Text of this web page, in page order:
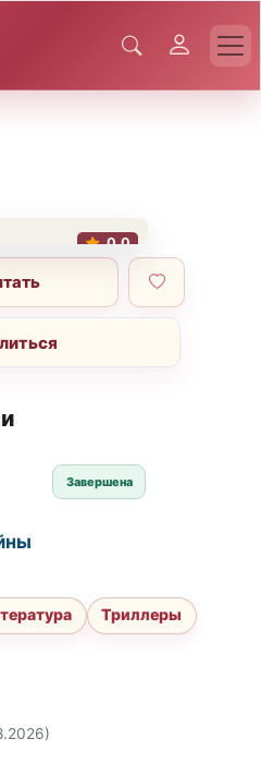
0.0
Завершена
Триллеры